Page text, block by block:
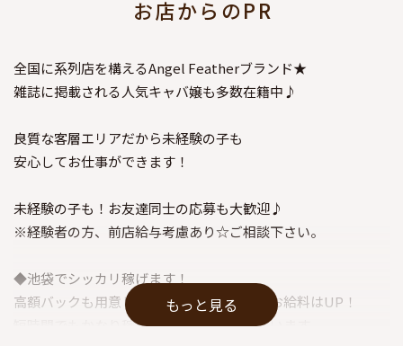
お店からのPR
全国に系列店を構えるAngel Featherブランド★
雑誌に掲載される人気キャバ嬢も多数在籍中♪
良質な客層エリアだから未経験の子も
安心してお仕事ができます！
未経験の子も！お友達同士の応募も大歓迎♪
※経験者の方、前店給与考慮あり☆ご相談下さい。
◆池袋でシッカリ稼げます！
高額バックも用意しているので頑張るほどお給料はUP！
短時間でもかなり稼げる仕組みを導入しています。
もっと見る